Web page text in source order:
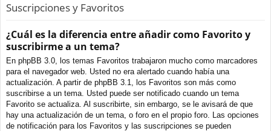
Suscripciones y Favoritos
¿Cuál es la diferencia entre añadir como Favorito y
suscribirme a un tema?
En phpBB 3.0, los temas Favoritos trabajaron mucho como marcadores
para el navegador web. Usted no era alertado cuando había una
actualización. A partir de phpBB 3.1, los Favoritos son más como
suscribirse a un tema. Usted puede ser notificado cuando un tema
Favorito se actualiza. Al suscribirte, sin embargo, se le avisará de que
hay una actualización de un tema, o foro en el propio foro. Las opciones
de notificación para los Favoritos y las suscripciones se pueden